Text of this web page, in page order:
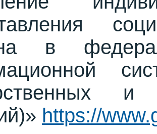
в
https://